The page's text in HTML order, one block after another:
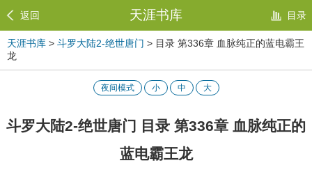
返回 天涯书库 目录
天涯书库 > 斗罗大陆2-绝世唐门 > 目录 第336章 血脉纯正的蓝电霸王
龙
夜间模式 小 中 大
斗罗大陆2-绝世唐门 目录 第336章 血脉纯正的
蓝电霸王龙